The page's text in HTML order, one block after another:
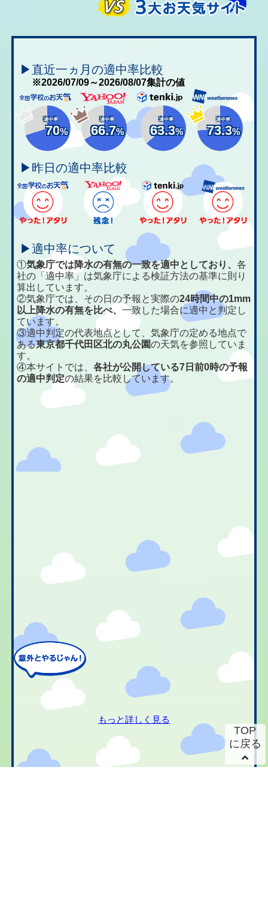
▶直近一ヵ月の適中率比較
※2026/07/09～2026/08/07集計の値
適中率
70%
適中率
66.7%
適中率
63.3%
適中率
73.3%
▶昨日の適中率比較
▶適中率について
①気象庁では降水の有無の一致を適中としており、各
社の「適中率」は気象庁による検証方法の基準に則り
算出しています。
②気象庁では、その日の予報と実際の24時間中の1mm
以上降水の有無を比べ、一致した場合に適中と判定し
ています。
③適中判定の代表地点として、気象庁の定める地点で
ある東京都千代田区北の丸公園の天気を参照していま
す。
④本サイトでは、各社が公開している7日前0時の予報
の適中判定の結果を比較しています。
もっと詳しく見る
TOP
に戻る